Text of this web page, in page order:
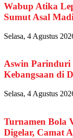
Wabup Atika
Sumut Asal
Selasa, 4 Agustus
Aswin Parinduri
Kebangsaan di
Selasa, 4 Agustus
Turnamen Bola
Digelar, Camat